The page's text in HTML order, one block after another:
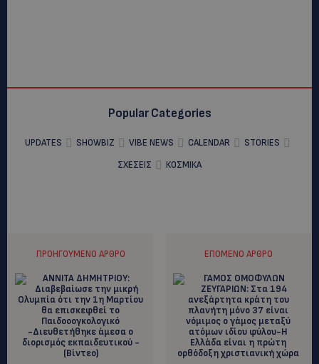
Popular Categories
UPDATES SHOWBIZ VIBE NEWS CALENDAR
STORIES
ΣΧΕΣΕΙΣ
ΚΟΣΜΙΚΑ
ΠΡΟΗΓΟΎΜΕΝΟ ΆΡΘΡΟ ΕΠΌΜΕΝΟ ΆΡΘΡΟ